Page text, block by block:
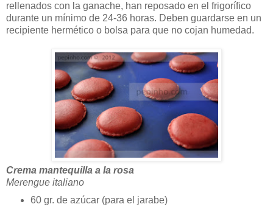
rellenados con la ganache, han reposado en el frigorífico
durante un mínimo de 24-36 horas. Deben guardarse en un
recipiente hermético o bolsa para que no cojan humedad.
Crema mantequilla a la rosa
Merengue italiano
60 gr. de azúcar (para el jarabe)